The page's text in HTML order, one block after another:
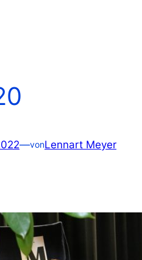
—vonLennart Meyer